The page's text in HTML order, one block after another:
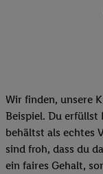
Wir finden, unsere
Beispiel. Du erfüllst
behältst als echtes
sind froh, dass du
ein faires Gehalt,